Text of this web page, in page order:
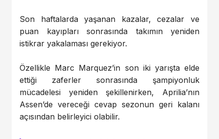
Son haftalarda yaşanan kazalar, cezalar ve
puan kayıpları sonrasında takımın yeniden
istikrar yakalaması gerekiyor.
Özellikle Marc Marquez’in son iki yarışta elde
ettiği zaferler sonrasında şampiyonluk
mücadelesi yeniden şekillenirken, Aprilia’nın
Assen’de vereceği cevap sezonun geri kalanı
açısından belirleyici olabilir.